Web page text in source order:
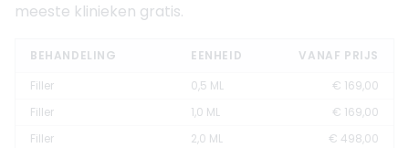
meeste klinieken gratis.
BEHANDELING EENHEID
VANAF PRIJS
Filler
0,5 ML
€ 169,00
Filler
1,0 ML
€ 169,00
Filler
2,0 ML
€ 498,00